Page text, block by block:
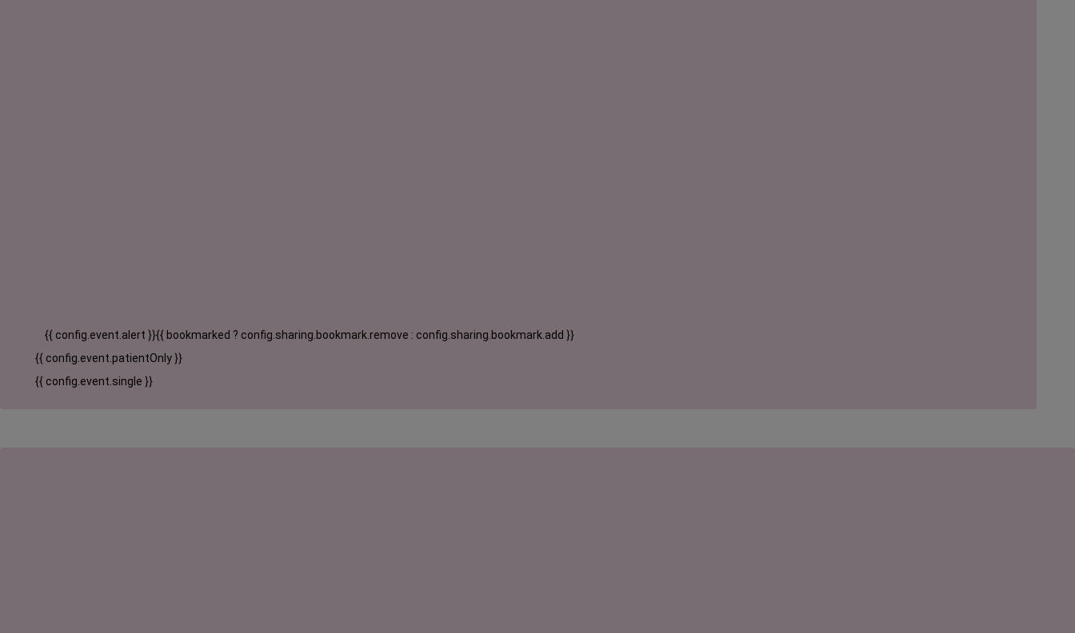
{{ config.event.alert }}{{ bookmarked ? config.sharing.bookmark.remove : config.sharing.bookmark.add }}
{{ config.event.patientOnly }}
{{ config.event.single }}